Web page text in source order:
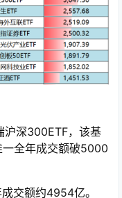
沪深300ETF，该基
一全年成交额破5000
交额约4954亿。